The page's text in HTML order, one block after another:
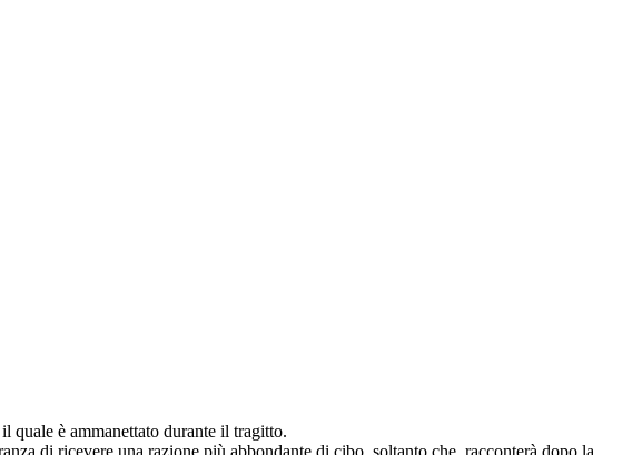
è ammanettato durante il tragitto.
di ricevere una razione più abbondante di cibo, soltanto che, racconterà dopo la